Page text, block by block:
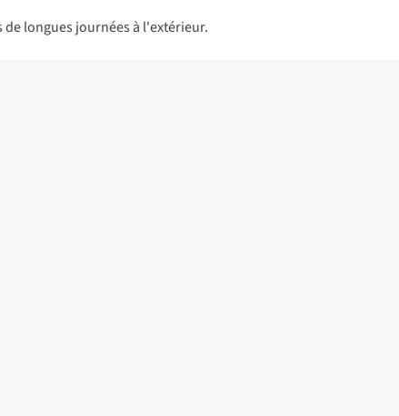
longues journées à l'extérieur.